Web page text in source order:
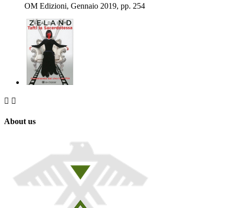
OM Edizioni, Gennaio 2019, pp. 254
 
About us